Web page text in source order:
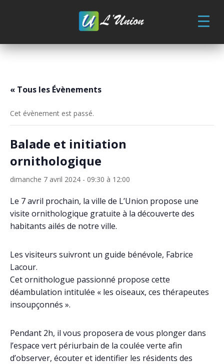
« Tous les Évènements
Cet évènement est passé.
Balade et initiation
ornithologique
dimanche 7 avril 2024 - 09:30 à 12:00
Le 7 avril prochain, la ville de L’Union propose une
visite ornithologique gratuite à la découverte des
habitants ailés de notre ville.
Les visiteurs suivront un guide bénévole, Fabrice
Lacour.
Cet ornithologue passionné propose cette
déambulation intitulée « les oiseaux, ces thérapeutes
insoupçonnés ».
Pendant 2h, il vous proposera de vous plonger dans
l’espace vert périurbain de la coulée verte afin
d’observer, écouter et identifier les résidents des